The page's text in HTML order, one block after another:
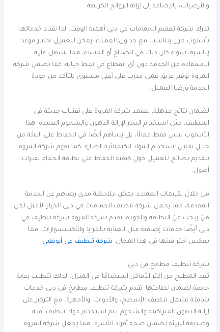
والأرضيات، بالإضافة إلى إزالة الروائح الكريهة.
تدرك شركة تعقيم الحمامات في دبي أهمية الوقت، لذا تقدم خدماتها
بأسلوب مرن يتناسب مع جداول العملاء. يمكن للعميل اختيار موعد
يناسبه، سواء كان ذلك في الصباح أو المساء، مما يسهل عليه
الاستفادة من الخدمة دون أي انقطاع في نمط حياته. كما تضمن شركة
المروة توفير فريق عمل مدرب على أعلى مستوى للتأكد من جودة
الخدمة ورضا العميل.
لضمان نتائج مذهلة، تعتمد شركة المروة على تقنيات حديثة في
التنظيف، مثل استخدام البخار لإزالة الدهون والشحوم العنيدة. هذا
الأسلوب ليس فقط فعالًا، بل يساهم أيضًا في الحفاظ على البيئة من
خلال تقليل استخدام المواد الكيميائية الضارة. كما تقوم شركة المروة
بتقديم نصائح للعميل حول كيفية الحفاظ على نظافة الحمام لفترات
أطول.
من خلال تقييمات العملاء، يمكن ملاحظة مدى رضاهم عن الخدمة
المقدمة، مما يجعل شركة تنظيف الحمامات في دبي الخيار الأمثل لكل
من يبحث عن النظافة والجودة. تقدم شركة المروة شركة تنظيف في
دبي أيضًا خدمات إضافية مثل العناية بالمرايا والأكسسوارات، مما
يعكس احترافيتها في هذا المجال. شركة تنظيف في أبوظبي
شركة تنظيف مطابخ في دبي
تعد المطبخ من أكثر الأماكن استخدامًا في المنزل، لذلك تتطلب رعاية
خاصة لضمان نظافتها. تقدم شركة تنظيف مطابخ في دبي خدمات
شاملة تشمل تنظيف الأسطح، والأدوات، والأجهزة، مع التركيز على
إزالة الدهون المتراكمة والشحوم. يتم استخدام مواد تنظيف آمنة
وصديقة للبيئة لضمان صحة أفراد الأسرة، مما يجعل شركة المروة